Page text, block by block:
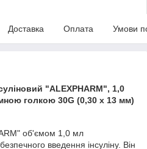
Доставка Оплата Умови
"ALEXPHARM", 1,0
голкою 30G (0,30 х 13 мм)
об'ємом 1,0 мл
введення інсуліну. Він